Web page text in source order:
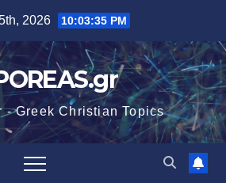
2026 10:03:35 PM
- Greek Christian Topics